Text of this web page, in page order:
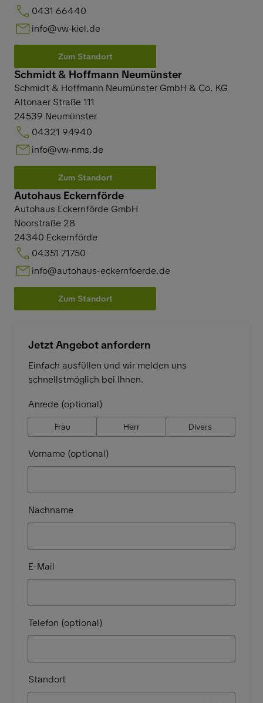
0431 66440
info@vw-kiel.de
Zum Standort
Schmidt & Hoffmann Neumünster
Schmidt & Hoffmann Neumünster GmbH & Co. KG
Altonaer Straße 111
24539 Neumünster
04321 94940
info@vw-nms.de
Zum Standort
Autohaus Eckernförde
Autohaus Eckernförde GmbH
Noorstraße 28
24340 Eckernförde
04351 71750
info@autohaus-eckernfoerde.de
Zum Standort
Jetzt Angebot anfordern
Einfach ausfüllen und wir melden uns
schnellstmöglich bei Ihnen.
Anrede (optional)
Frau Herr Divers
Vorname (optional)
Nachname
E-Mail
Telefon (optional)
Standort